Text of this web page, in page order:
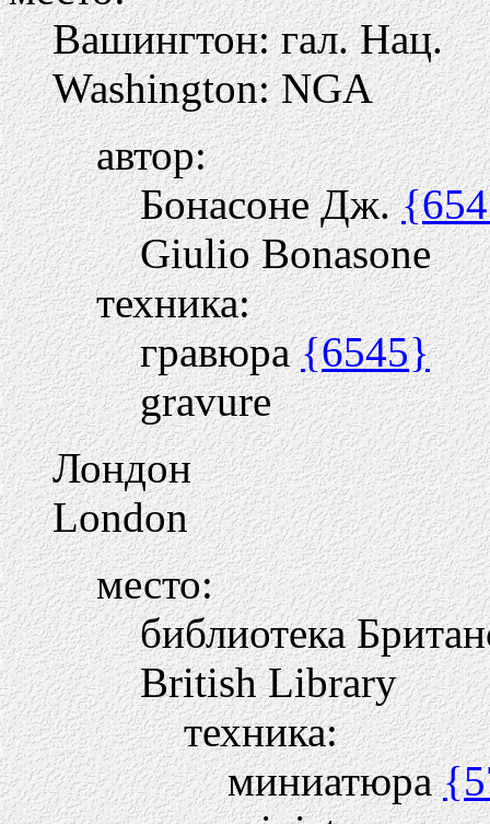
Вашингтон: гал. Нац.
Washington: NGA
автор:
Бонасоне Дж.
Giulio Bonasone
техника:
гравюра{6545}
gravure
Лондон
London
место:
библиотека
British Library
техника:
миниатюра